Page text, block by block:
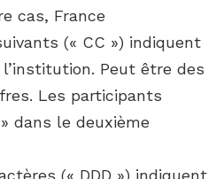
cas, France
(« CC ») indiquent
Peut être des
Les participants
dans le deuxième
(« DDD ») indiquent